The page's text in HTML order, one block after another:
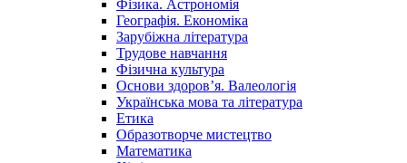
Фізика. Астрономія
Географія. Економіка
Зарубіжна література
Трудове навчання
Фізична культура
Основи здоров’я. Валеологія
Українська мова та література
Етика
Образотворче мистецтво
Математика